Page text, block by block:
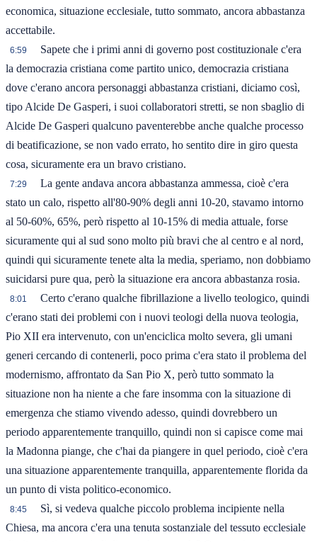
economica, situazione ecclesiale, tutto sommato, ancora abbastanza
accettabile.
6:59
Sapete che i primi anni di governo post costituzionale c'era
la democrazia cristiana come partito unico, democrazia cristiana
dove c'erano ancora personaggi abbastanza cristiani, diciamo così,
tipo Alcide De Gasperi, i suoi collaboratori stretti, se non sbaglio di
Alcide De Gasperi qualcuno paventerebbe anche qualche processo
di beatificazione, se non vado errato, ho sentito dire in giro questa
cosa, sicuramente era un bravo cristiano.
7:29
La gente andava ancora abbastanza ammessa, cioè c'era
stato un calo, rispetto all'80-90% degli anni 10-20, stavamo intorno
al 50-60%, 65%, però rispetto al 10-15% di media attuale, forse
sicuramente qui al sud sono molto più bravi che al centro e al nord,
quindi qui sicuramente tenete alta la media, speriamo, non dobbiamo
suicidarsi pure qua, però la situazione era ancora abbastanza rosia.
8:01
Certo c'erano qualche fibrillazione a livello teologico, quindi
c'erano stati dei problemi con i nuovi teologi della nuova teologia,
Pio XII era intervenuto, con un'enciclica molto severa, gli umani
generi cercando di contenerli, poco prima c'era stato il problema del
modernismo, affrontato da San Pio X, però tutto sommato la
situazione non ha niente a che fare insomma con la situazione di
emergenza che stiamo vivendo adesso, quindi dovrebbero un
periodo apparentemente tranquillo, quindi non si capisce come mai
la Madonna piange, che c'hai da piangere in quel periodo, cioè c'era
una situazione apparentemente tranquilla, apparentemente florida da
un punto di vista politico-economico.
8:45
Sì, si vedeva qualche piccolo problema incipiente nella
Chiesa, ma ancora c'era una tenuta sostanziale del tessuto ecclesiale